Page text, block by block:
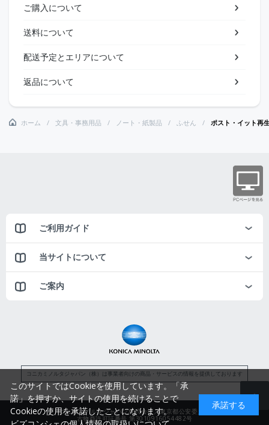
ご購入について
送料について
配送予定とエリアについて
返品について
ホーム 文具・事務用品 ノート・紙製品 ふせん ポスト・イット再
ご利用ガイド
当サイトについて
ご案内
コニカミノルタジャパン（株）は事業者向けの商品・サービスの情報を提供しております
コニカミノルタジャパン株式会社／東京都公安委員会
古物商許可証番号 第3010916054482号
このサイトではCookieを使用しています。「承
諾」を押すか、サイトの使用を続けることで
Cookieの使用を承諾したことになります。
承諾する